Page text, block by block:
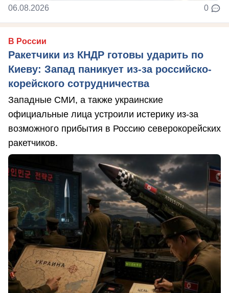
06.08.2026 0
В России
Ракетчики из КНДР готовы ударить по
Киеву: Запад паникует из-за российско-
корейского сотрудничества
Западные СМИ, а также украинские
официальные лица устроили истерику из-за
возможного прибытия в Россию северокорейских
ракетчиков.